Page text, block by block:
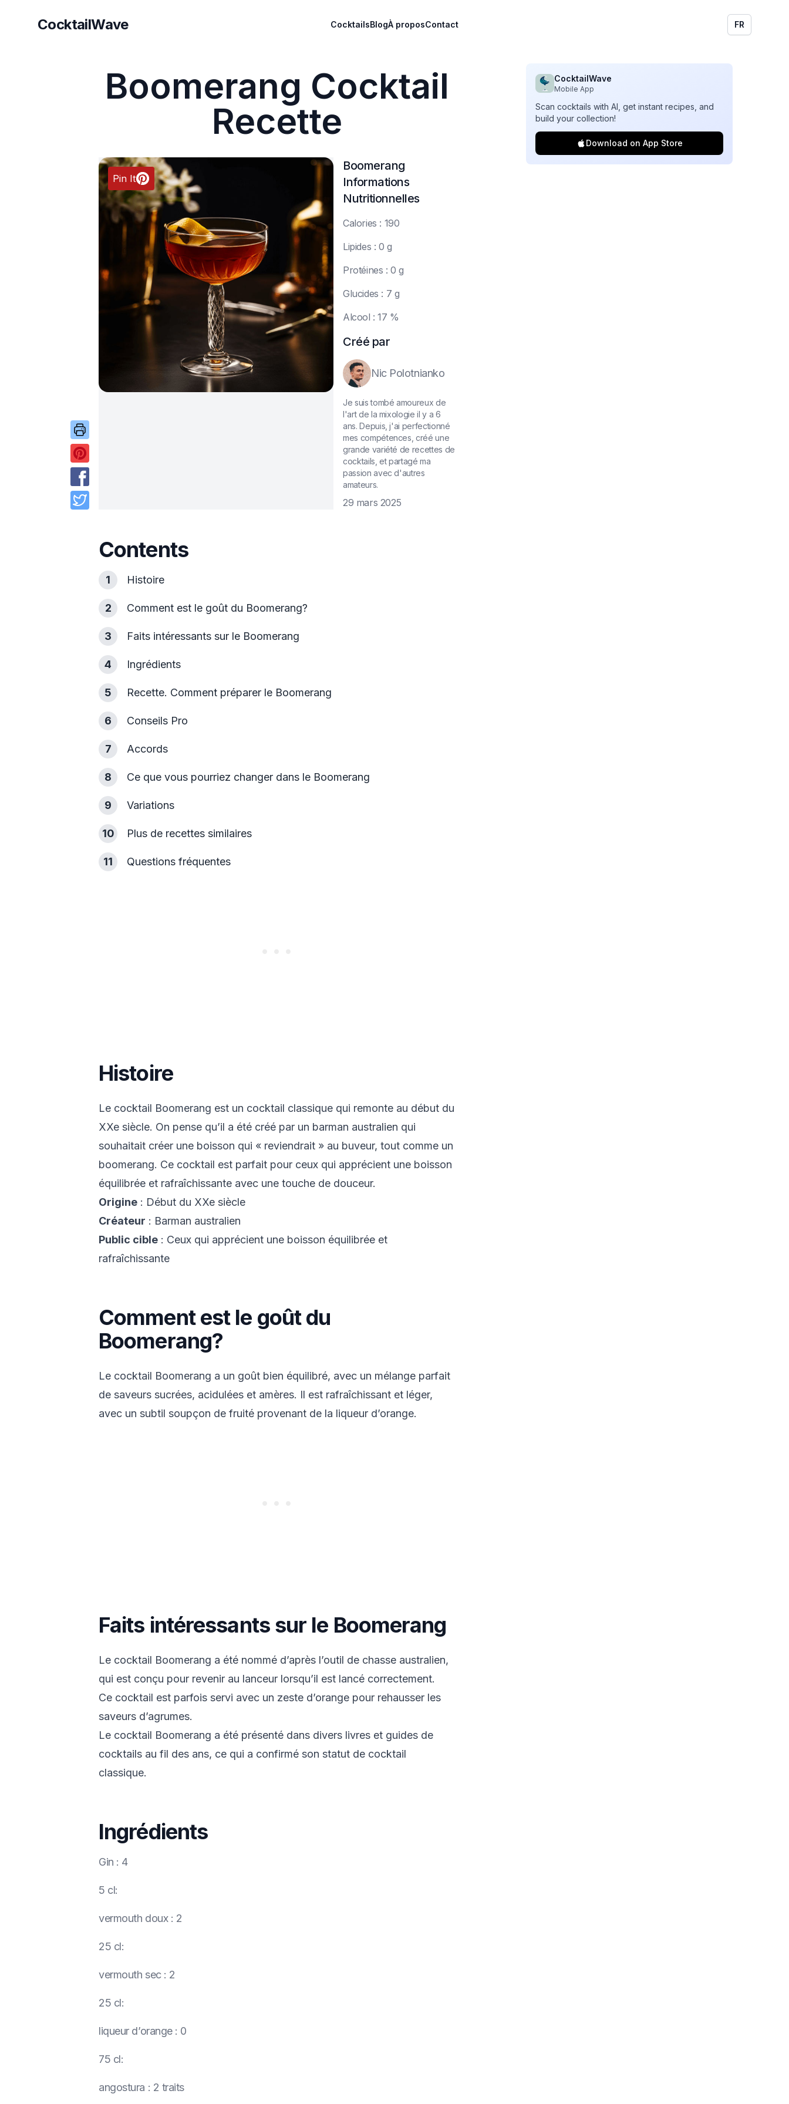
CocktailWave
CocktailWave CocktailsBlogÀ proposContact FR
Boomerang Cocktail
Recette
Pin It
Boomerang
Informations
Nutritionnelles
Calories : 190
Lipides : 0 g
Protéines : 0 g
Glucides : 7 g
Alcool : 17 %
Créé par
Nic Polotnianko
Je suis tombé amoureux de
l'art de la mixologie il y a 6
ans. Depuis, j'ai perfectionné
mes compétences, créé une
grande variété de recettes de
cocktails, et partagé ma
passion avec d'autres
amateurs.
29 mars 2025
Contents
1 Histoire
2 Comment est le goût du Boomerang?
3 Faits intéressants sur le Boomerang
4 Ingrédients
5 Recette. Comment préparer le Boomerang
6 Conseils Pro
7 Accords
8 Ce que vous pourriez changer dans le Boomerang
9 Variations
10 Plus de recettes similaires
11 Questions fréquentes
Histoire
Le cocktail Boomerang est un cocktail classique qui remonte au début du
XXe siècle. On pense qu’il a été créé par un barman australien qui
souhaitait créer une boisson qui « reviendrait » au buveur, tout comme un
boomerang. Ce cocktail est parfait pour ceux qui apprécient une boisson
équilibrée et rafraîchissante avec une touche de douceur.
Origine : Début du XXe siècle
Créateur : Barman australien
Public cible : Ceux qui apprécient une boisson équilibrée et
rafraîchissante
Comment est le goût du
Boomerang?
Le cocktail Boomerang a un goût bien équilibré, avec un mélange parfait
de saveurs sucrées, acidulées et amères. Il est rafraîchissant et léger,
avec un subtil soupçon de fruité provenant de la liqueur d’orange.
Faits intéressants sur le Boomerang
Le cocktail Boomerang a été nommé d’après l’outil de chasse australien,
qui est conçu pour revenir au lanceur lorsqu’il est lancé correctement.
Ce cocktail est parfois servi avec un zeste d’orange pour rehausser les
saveurs d’agrumes.
Le cocktail Boomerang a été présenté dans divers livres et guides de
cocktails au fil des ans, ce qui a confirmé son statut de cocktail
classique.
Ingrédients
Gin : 4
5 cl:
vermouth doux : 2
25 cl:
vermouth sec : 2
25 cl:
liqueur d’orange : 0
75 cl:
angostura : 2 traits
CocktailWave
Mobile App
Scan cocktails with AI, get instant recipes, and
build your collection!
Download on App Store